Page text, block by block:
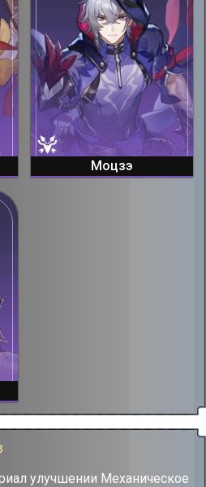
Моцзэ
улучшении Механическое